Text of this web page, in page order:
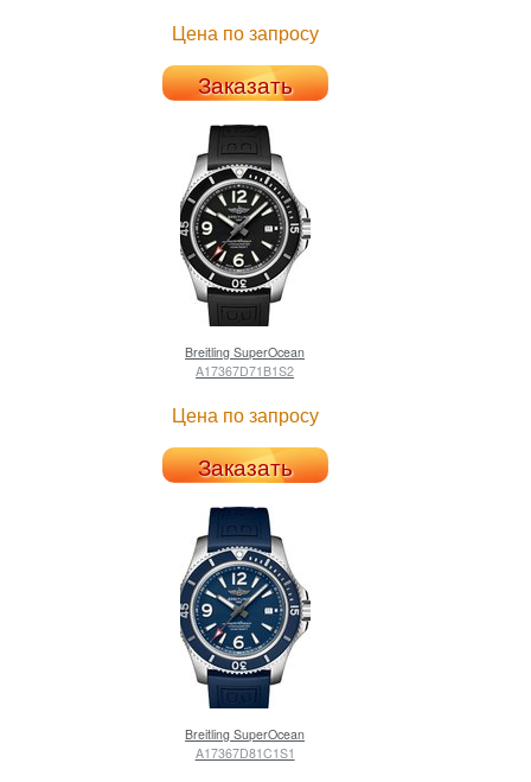
Цена по запросу
Заказать
Breitling SuperOcean
A17367D71B1S2
Цена по запросу
Заказать
Breitling SuperOcean
A17367D81C1S1